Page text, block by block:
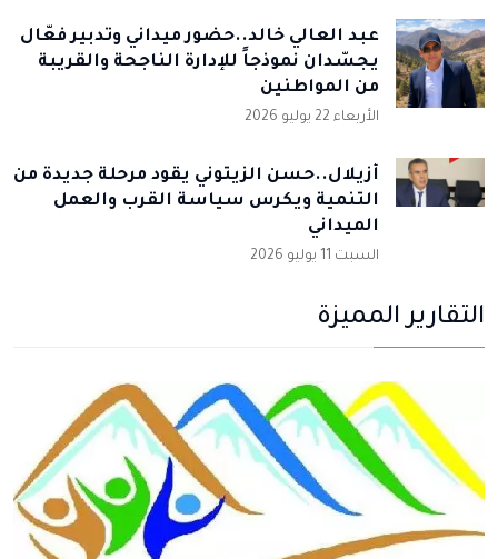
عبد العالي خالد..حضور ميداني وتدبير فعّال
يجسّدان نموذجاً للإدارة الناجحة والقريبة
من المواطنين
الأربعاء 22 يوليو 2026
أزيلال..حسن الزيتوني يقود مرحلة جديدة من
التنمية ويكرس سياسة القرب والعمل
الميداني
السبت 11 يوليو 2026
التقارير المميزة